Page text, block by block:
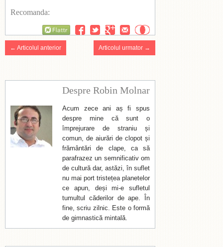
Recomanda:
← Articolul anterior Articolul urmator →
Despre Robin Molnar
Acum zece ani aș fi spus
despre mine că sunt o
împrejurare de straniu și
comun, de aiurări de clopot și
frământări de clape, ca să
parafrazez un semnificativ om
de cultură dar, astăzi, în suflet
nu mai port tristețea planetelor
ce apun, deși mi-e sufletul
tumultul căderilor de ape. În
fine, scriu zilnic. Este o formă
de gimnastică mintală.